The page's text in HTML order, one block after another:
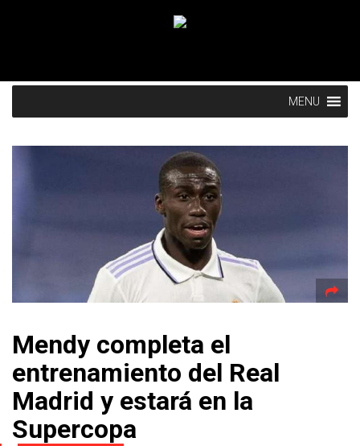
MENU
Mendy completa el
entrenamiento del Real
Madrid y estará en la
Supercopa